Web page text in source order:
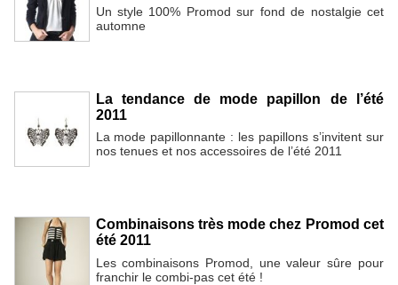
Un style 100% Promod sur fond de nostalgie cet
automne
La tendance de mode papillon de l’été
2011
La mode papillonnante : les papillons s’invitent sur
nos tenues et nos accessoires de l’été 2011
Combinaisons très mode chez Promod cet
été 2011
Les combinaisons Promod, une valeur sûre pour
franchir le combi-pas cet été !